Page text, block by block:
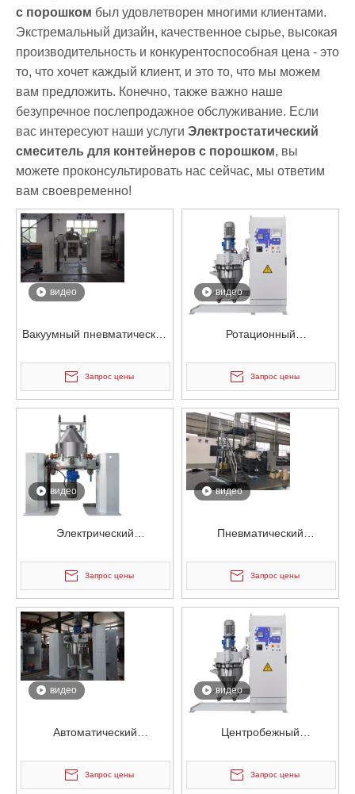
с порошком был удовлетворен многими клиентами.
Экстремальный дизайн, качественное сырье, высокая
производительность и конкурентоспособная цена - это
то, что хочет каждый клиент, и это то, что мы можем
вам предложить. Конечно, также важно наше
безупречное послепродажное обслуживание. Если
вас интересуют наши услуги Электростатический
смеситель для контейнеров с порошком, вы
можете проконсультировать нас сейчас, мы ответим
вам своевременно!
видео
Вакуумный пневматический
смеситель для контейнеров
для порошка
Запрос цены
видео
Ротационный
электростатический
смеситель для порошковых
контейнеров
Запрос цены
видео
Электрический
электростатический
смеситель для контейнеров
для порошка
Запрос цены
видео
Пневматический
смеситель для порошка для
приклеивания
Запрос цены
видео
Автоматический
электростатический
смеситель для контейнеров
Запрос цены
видео
Центробежный
электростатический
смеситель для контейнеров
Запрос цены